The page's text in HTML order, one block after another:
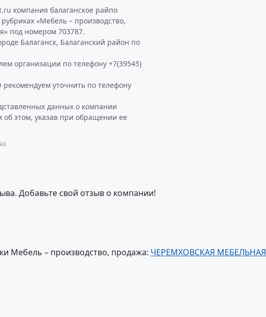
компания балаганское райпо
«Мебель – производство,
под номером 703787.
Балаганск, Балаганский район по
организации по телефону +7(39545)
уточнить по телефону
данных о компании
этом, указав при обращении ее
Добавьте свой отзыв о компании!
Мебель – производство, продажа: ЧЕРЕМХОВСКАЯ МЕБЕЛЬНАЯ